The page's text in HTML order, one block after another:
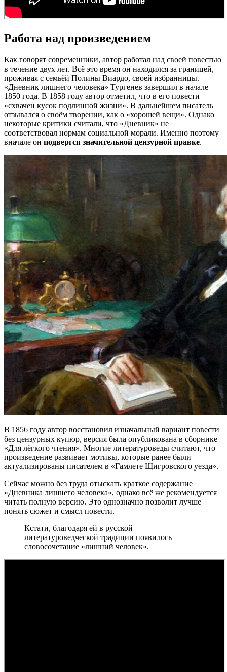
Работа над произведением
Как говорят современники, автор работал над своей повестью
в течение двух лет. Всё это время он находился за границей,
проживая с семьёй Полины Виардо, своей избранницы.
«Дневник лишнего человека» Тургенев завершил в начале
1850 года. В 1858 году автор отметил, что в его повести
«схвачен кусок подлинной жизни». В дальнейшем писатель
отзывался о своём творении, как о «хорошей вещи». Однако
некоторые критики считали, что «Дневник» не
соответствовал нормам социальной морали. Именно поэтому
вначале он подвергся значительной цензурной правке.
В 1856 году автор восстановил изначальный вариант повести
без цензурных купюр, версия была опубликована в сборнике
«Для лёгкого чтения». Многие литературоведы считают, что
произведение развивает мотивы, которые ранее были
актуализированы писателем в «Гамлете Щигровского уезда».
Сейчас можно без труда отыскать краткое содержание
«Дневника лишнего человека», однако всё же рекомендуется
читать полную версию. Это однозначно позволит лучше
понять сюжет и смысл повести.
Кстати, благодаря ей в русской
литературоведческой традиции появилось
словосочетание «лишний человек».